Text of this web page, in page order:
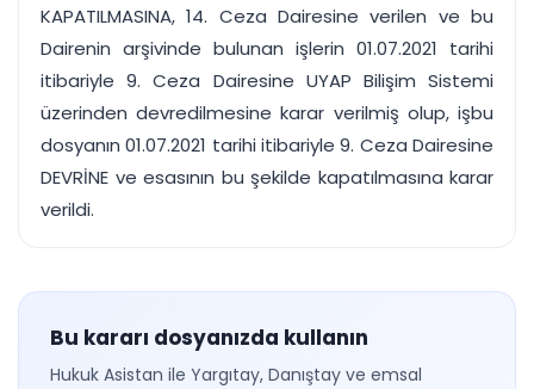
KAPATILMASINA, 14. Ceza Dairesine verilen ve bu
Dairenin arşivinde bulunan işlerin 01.07.2021 tarihi
itibariyle 9. Ceza Dairesine UYAP Bilişim Sistemi
üzerinden devredilmesine karar verilmiş olup, işbu
dosyanın 01.07.2021 tarihi itibariyle 9. Ceza Dairesine
DEVRİNE ve esasının bu şekilde kapatılmasına karar
verildi.
Bu kararı dosyanızda kullanın
Hukuk Asistan ile Yargıtay, Danıştay ve emsal